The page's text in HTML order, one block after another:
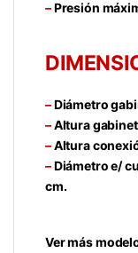
–Presión
–Diámetro
–Altura
–Altura
–Diámetro e/
cm.
Ver más